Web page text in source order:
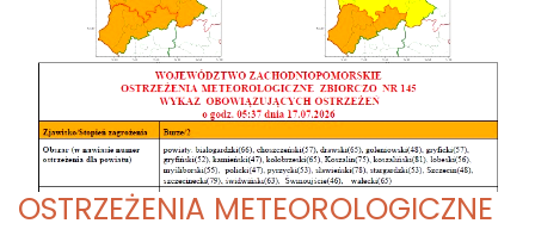
OSTRZEŻENIA METEOROLOGICZNE